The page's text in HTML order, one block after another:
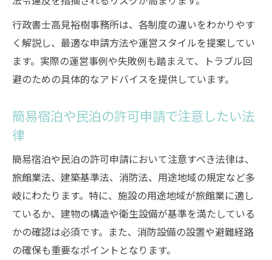
行政書士高見裕樹事務所は、各制度の違いをわかりやす
く解説し、最適な申請方法や運営スタイルを提案してい
ます。実際の運営事例や失敗例も踏まえて、トラブル回
避のための具体的なアドバイスを提供しています。
簡易宿泊や民泊の許可申請で注意したい法
律
簡易宿泊や民泊の許可申請において注意すべき法律は、
旅館業法、建築基準法、消防法、用途地域の規定など多
岐にわたります。特に、施設の用途地域が旅館業に適し
ているか、建物の構造や衛生設備が基準を満たしている
かの確認は必須です。また、消防設備の設置や避難経路
の確保も重要なポイントとなります。